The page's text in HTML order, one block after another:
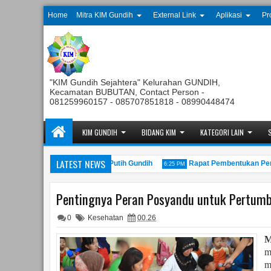
Home Mitra KIM Gundih External Link Aplikasi
"KIM Gundih Sejahtera" Kelurahan GUNDIH,
Kecamatan BUBUTAN, Contact Person -
081259960157 - 085707851818 - 08990448474
KIM GUNDIH BIDANG KIM KATEGORI LAIN
LATEST NEWS
Kelurahan Merah Putih Gundih 6:25 PM Rapat Pembentukan
Pentingnya Peran Posyandu untuk
0 Kesehatan 00.26